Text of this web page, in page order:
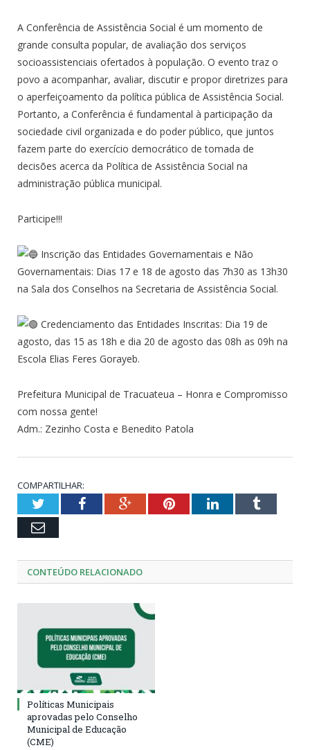
A Conferência de Assistência Social é um momento de
grande consulta popular, de avaliação dos serviços
socioassistenciais ofertados à população. O evento traz o
povo a acompanhar, avaliar, discutir e propor diretrizes para
o aperfeiçoamento da política pública de Assistência Social.
Portanto, a Conferência é fundamental à participação da
sociedade civil organizada e do poder público, que juntos
fazem parte do exercício democrático de tomada de
decisões acerca da Política de Assistência Social na
administração pública municipal.
Participe!!!
Inscrição das Entidades Governamentais e Não
Governamentais: Dias 17 e 18 de agosto das 7h30 as 13h30
na Sala dos Conselhos na Secretaria de Assistência Social.
Credenciamento das Entidades Inscritas: Dia 19 de
agosto, das 15 as 18h e dia 20 de agosto das 08h as 09h na
Escola Elias Feres Gorayeb.
Prefeitura Municipal de Tracuateua – Honra e Compromisso
com nossa gente!
Adm.: Zezinho Costa e Benedito Patola
COMPARTILHAR:
TwitterFacebookGoogle+PinterestLinkedInTumblr
Email
CONTEÚDO RELACIONADO
Políticas Municipais
aprovadas pelo Conselho
Municipal de Educação
(CME)